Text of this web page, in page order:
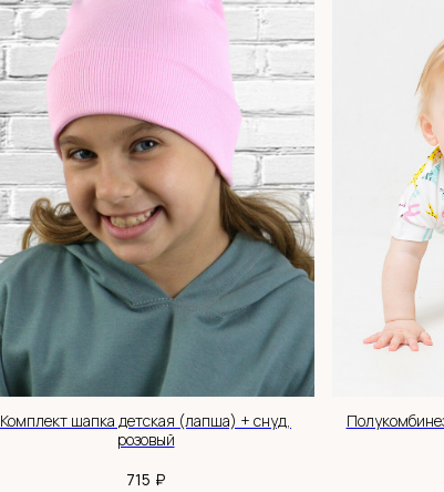
Комплект шапка детская (лапша) + снуд,
розовый
715 ₽
+7 983 514 34 34
АДРЕС: НСО, С.НОВОЛУГОВОЕ,
УЛ.ШОССЕЙНАЯ, 52/2
TELEGRAM КАНАЛ
MANAGER@BABYHOODSHOP.RU